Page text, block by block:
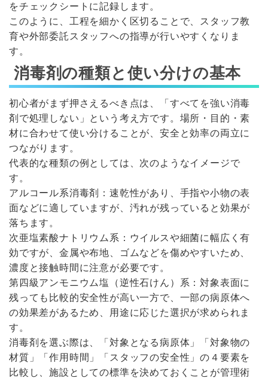
をチェックシートに記録します。
このように、工程を細かく区切ることで、スタッフ教
育や外部委託スタッフへの指導が行いやすくなりま
す。
消毒剤の種類と使い分けの基本
初心者がまず押さえるべき点は、「すべてを強い消毒
剤で処理しない」という考え方です。場所・目的・素
材に合わせて使い分けることが、安全と効率の両立に
つながります。
代表的な種類の例としては、次のようなイメージで
す。
アルコール系消毒剤：速乾性があり、手指や小物の表
面などに適していますが、汚れが残っていると効果が
落ちます。
次亜塩素酸ナトリウム系：ウイルスや細菌に幅広く有
効ですが、金属や布地、ゴムなどを傷めやすいため、
濃度と接触時間に注意が必要です。
第四級アンモニウム塩（逆性石けん）系：対象表面に
残っても比較的安全性が高い一方で、一部の病原体へ
の効果差があるため、用途に応じた選択が求められま
す。
消毒剤を選ぶ際は、「対象となる病原体」「対象物の
材質」「作用時間」「スタッフの安全性」の４要素を
比較し、施設としての標準を決めておくことが管理術